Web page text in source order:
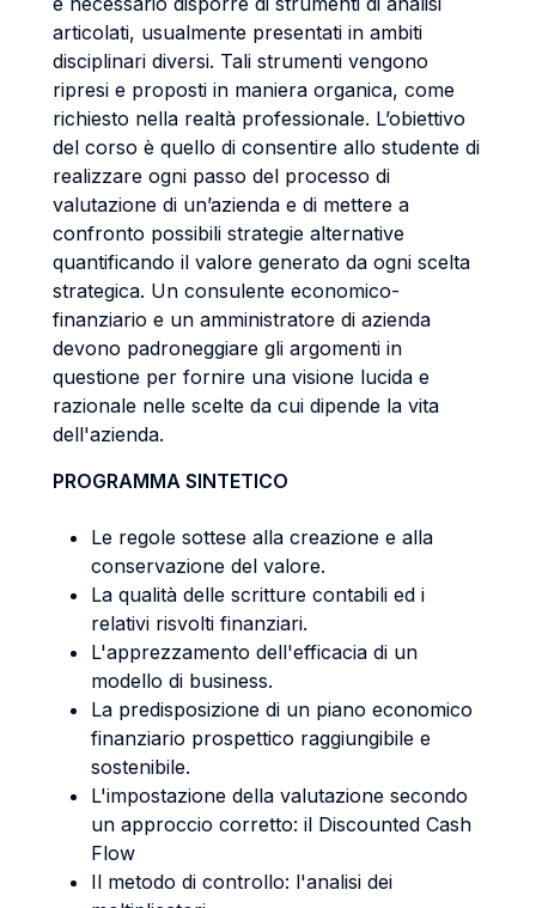
articolati, usualmente presentati in ambiti
disciplinari diversi. Tali strumenti vengono
ripresi e proposti in maniera organica, come
richiesto nella realtà professionale. L’obiettivo
del corso è quello di consentire allo studente di
realizzare ogni passo del processo di
valutazione di un’azienda e di mettere a
confronto possibili strategie alternative
quantificando il valore generato da ogni scelta
strategica. Un consulente economico-
finanziario e un amministratore di azienda
devono padroneggiare gli argomenti in
questione per fornire una visione lucida e
razionale nelle scelte da cui dipende la vita
dell'azienda.
PROGRAMMA SINTETICO
Le regole sottese alla creazione e alla
conservazione del valore.
La qualità delle scritture contabili ed i
relativi risvolti finanziari.
L'apprezzamento dell'efficacia di un
modello di business.
La predisposizione di un piano economico
finanziario prospettico raggiungibile e
sostenibile.
L'impostazione della valutazione secondo
un approccio corretto: il Discounted Cash
Flow
Il metodo di controllo: l'analisi dei